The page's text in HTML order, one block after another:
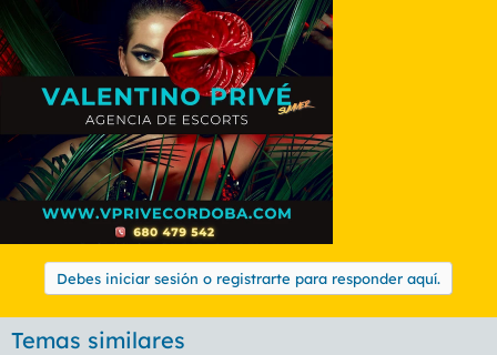
Debes iniciar sesión o registrarte para responder aquí.
Temas similares